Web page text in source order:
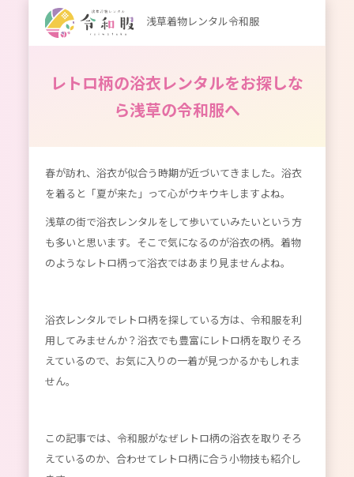
浅草着物レンタル令和服
レトロ柄の浴衣レンタルをお探しな
ら浅草の令和服へ
春が訪れ、浴衣が似合う時期が近づいてきました。浴衣
を着ると「夏が来た」って心がウキウキしますよね。
浅草の街で浴衣レンタルをして歩いていみたいという方
も多いと思います。そこで気になるのが浴衣の柄。着物
のようなレトロ柄って浴衣ではあまり見ませんよね。
浴衣レンタルでレトロ柄を探している方は、令和服を利
用してみませんか？浴衣でも豊富にレトロ柄を取りそろ
えているので、お気に入りの一着が見つかるかもしれま
せん。
この記事では、令和服がなぜレトロ柄の浴衣を取りそろ
えているのか、合わせてレトロ柄に合う小物技も紹介し